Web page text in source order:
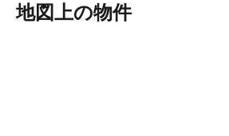
地図上の物件